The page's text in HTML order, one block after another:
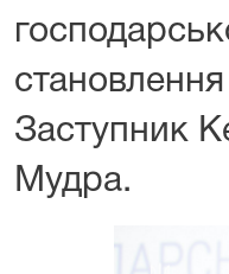
Заступник
Мудра.